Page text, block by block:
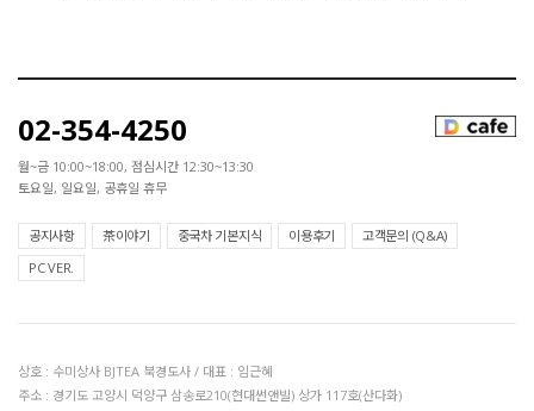
02-354-4250
월~금 10:00~18:00, 점심시간 12:30~13:30
토요일, 일요일, 공휴일 휴무
공지사항 茶이야기 중국차 기본지식 이용후기
고객문의 (Q&A)
PC VER.
상호 : 수미상사 BJTEA 북경도사 / 대표 : 임근혜
주소 : 경기도 고양시 덕양구 삼송로210(현대썬앤빌) 상가 117호(산다화)